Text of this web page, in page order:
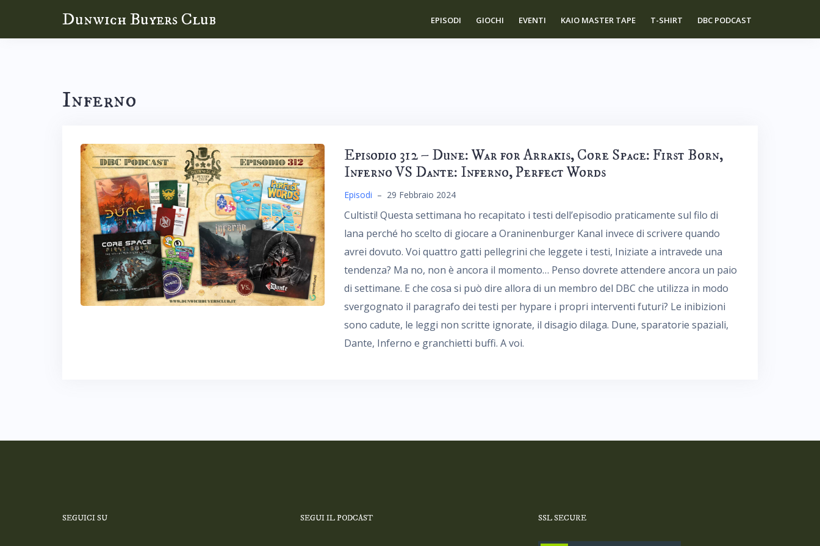
Dunwich Buyers Club EPISODI GIOCHI EVENTI KAIO MASTER TAPE T-SHIRT DBC PODCAST
Inferno
Episodio 312 – Dune: War for Arrakis, Core Space: First Born,
Inferno VS Dante: Inferno, Perfect Words
Episodi – 29 Febbraio 2024
Cultisti! Questa settimana ho recapitato i testi dell’episodio praticamente sul filo di
lana perché ho scelto di giocare a Oraninenburger Kanal invece di scrivere quando
avrei dovuto. Voi quattro gatti pellegrini che leggete i testi, Iniziate a intravede una
tendenza? Ma no, non è ancora il momento… Penso dovrete attendere ancora un paio
di settimane. E che cosa si può dire allora di un membro del DBC che utilizza in modo
svergognato il paragrafo dei testi per hypare i propri interventi futuri? Le inibizioni
sono cadute, le leggi non scritte ignorate, il disagio dilaga. Dune, sparatorie spaziali,
Dante, Inferno e granchietti buffi. A voi.
SEGUICI SU SEGUI IL PODCAST SSL SECURE